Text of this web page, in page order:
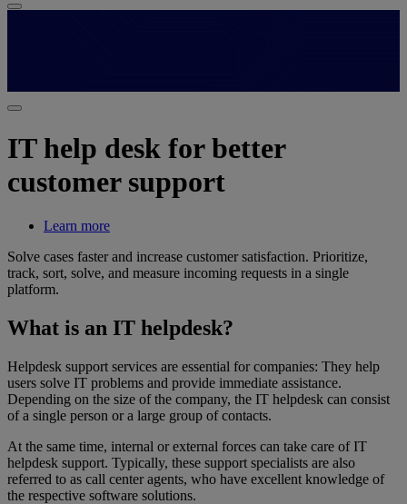
IT help desk for better
customer support
Learn more
Solve cases faster and increase customer satisfaction. Prioritize,
track, sort, solve, and measure incoming requests in a single
platform.
What is an IT helpdesk?
Helpdesk support services are essential for companies: They help
users solve IT problems and provide immediate assistance.
Depending on the size of the company, the IT helpdesk can consist
of a single person or a large group of contacts.
At the same time, internal or external forces can take care of IT
helpdesk support. Typically, these support specialists are also
referred to as call center agents, who have excellent knowledge of
the respective software solutions.